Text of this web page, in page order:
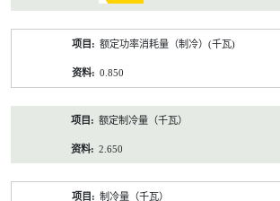
额定功率消耗量（制冷）(千瓦)
0.850
额定制冷量（千瓦）
2.650
制冷量（千瓦）